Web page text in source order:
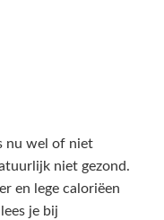
nu wel of niet
niet gezond.
en lege caloriëen
je bij